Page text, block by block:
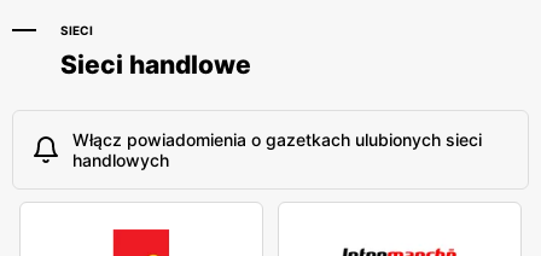
SIECI
Sieci handlowe
Włącz powiadomienia o gazetkach ulubionych sieci
handlowych